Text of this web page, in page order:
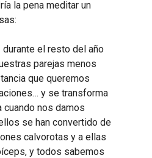
la pena meditar un
durante el resto del año
parejas menos
que queremos
y se transforma
cuando nos damos
se han convertido de
calvorotas y a ellas
y todos sabemos